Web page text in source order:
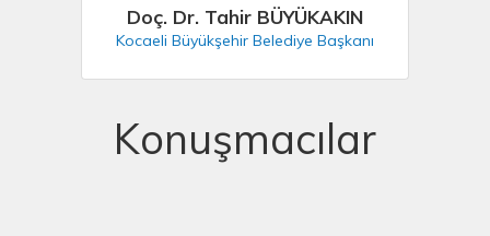
Doç. Dr. Tahir BÜYÜKAKIN
Kocaeli Büyükşehir Belediye Başkanı
Konuşmacılar